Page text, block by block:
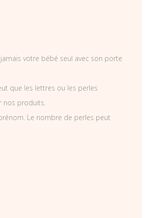
votre bébé seul avec son porte
que les lettres ou les perles
nos produits.
Le nombre de perles peut